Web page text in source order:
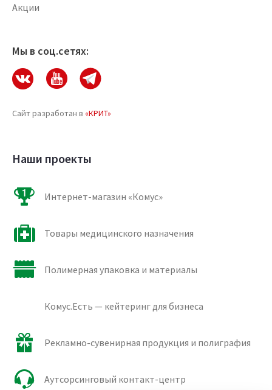
Акции
Мы в соц.сетях:
Сайт разработан в «КРИТ»
Наши проекты
Интернет-магазин «Комус»
Товары медицинского назначения
Полимерная упаковка и материалы
Комус.Есть — кейтеринг для бизнеса
Рекламно-сувенирная продукция и полиграфия
Аутсорсинговый контакт-центр